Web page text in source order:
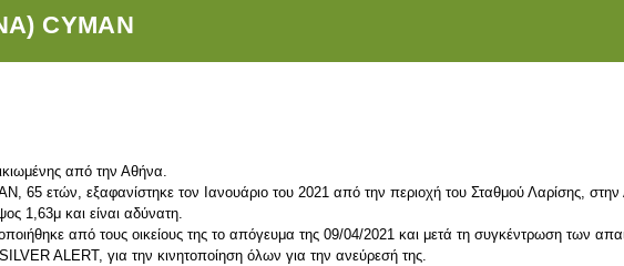
CYMAN
από την Αθήνα.
65 ετών, εξαφανίστηκε τον Ιανουάριο του 2021 από την περιοχή του Σταθμού Λαρίσης,
1,63μ και είναι αδύνατη.
από τους οικείους της το απόγευμα της 09/04/2021 και μετά τη συγκέντρωση των
ALERT, για την κινητοποίηση όλων για την ανεύρεσή της.